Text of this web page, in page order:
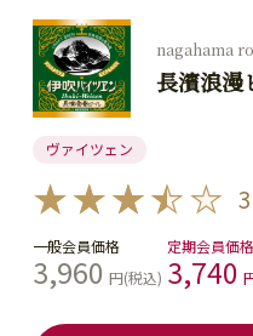
nagahama
長濱浪漫
ヴァイツェン
一般会員価格
3,960 円(税込)
定期会員価格
3,740